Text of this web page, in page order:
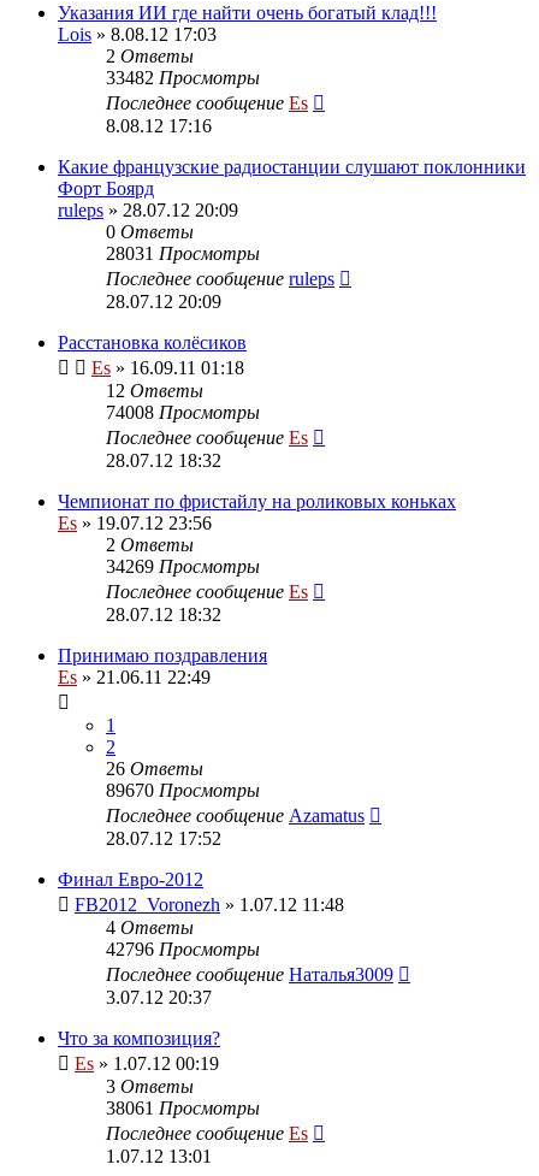
Указания ИИ где найти очень богатый клад!!!
Lois » 8.08.12 17:03
2 Ответы
33482 Просмотры
Последнее сообщение Es
8.08.12 17:16
Какие французские радиостанции слушают поклонники
Форт Боярд
ruleps » 28.07.12 20:09
0 Ответы
28031 Просмотры
Последнее сообщение ruleps
28.07.12 20:09
Расстановка колёсиков
Es » 16.09.11 01:18
12 Ответы
74008 Просмотры
Последнее сообщение Es
28.07.12 18:32
Чемпионат по фристайлу на роликовых коньках
Es » 19.07.12 23:56
2 Ответы
34269 Просмотры
Последнее сообщение Es
28.07.12 18:32
Принимаю поздравления
Es » 21.06.11 22:49
1
2
26 Ответы
89670 Просмотры
Последнее сообщение Azamatus
28.07.12 17:52
Финал Евро-2012
FB2012_Voronezh » 1.07.12 11:48
4 Ответы
42796 Просмотры
Последнее сообщение Наталья3009
3.07.12 20:37
Что за композиция?
Es » 1.07.12 00:19
3 Ответы
38061 Просмотры
Последнее сообщение Es
1.07.12 13:01